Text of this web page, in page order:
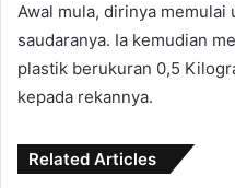
Awal mula, dirinya memulai
saudaranya. Ia kemudian
plastik berukuran 0,5
kepada rekannya.
Related Articles